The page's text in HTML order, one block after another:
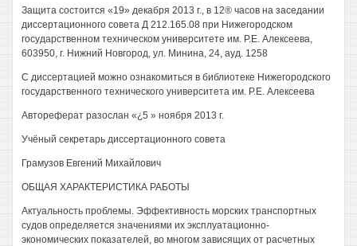
Защита состоится «19» декабря 2013 г., в 12® часов на заседании
диссертационного совета Д 212.165.08 при Нижегородском
государственном техническом университете им. P.E. Алексеева,
603950, г. Нижний Новгород, ул. Минина, 24, ауд. 1258
С диссертацией можно ознакомиться в библиотеке Нижегородского
государственного технического университета им. P.E. Алексеева
Автореферат разослан «¿5 » ноября 2013 г.
Учёный секретарь диссертационного совета
Грамузов Евгений Михайлович
ОБЩАЯ ХАРАКТЕРИСТИКА РАБОТЫ
Актуальность проблемы. Эффективность морских транспортных
судов определяется значениями их эксплуатационно-
экономических показателей, во многом зависящих от расчетных